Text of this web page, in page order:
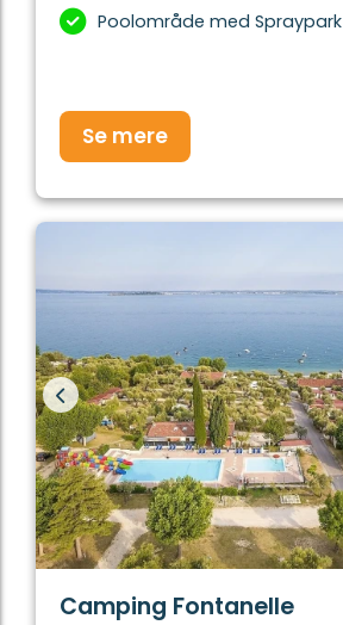
Poolområde med Spraypark
Se mere
Camping Fontanelle